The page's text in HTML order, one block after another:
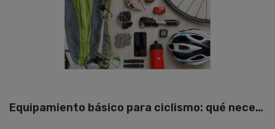
Equipamiento básico para ciclismo: qué necesitas realmente para empezar